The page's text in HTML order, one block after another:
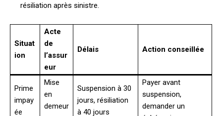
résiliation après sinistre.
Situat
ion
Acte
de
l’assur
eur
Délais Action conseillée
Prime
impay
ée
Mise
en
demeur
Suspension à 30
jours, résiliation
à 40 jours
Payer avant
suspension,
demander un